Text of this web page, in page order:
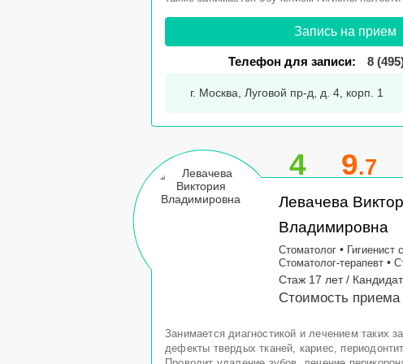
Запись на прием
Телефон для записи: 8
г. Москва, Луговой пр-д, д. 4, корп. 1
4 9.7
Левачева
Владимировна
Стоматолог • Гигиенист
Стоматолог-терапевт •
Стаж 17 лет /
Стоимость приема
Занимается диагностикой и лечением таких
дефекты твердых тканей, кариес,